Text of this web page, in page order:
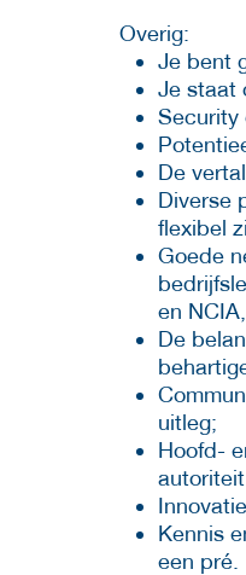
Overig:
Je bent
Je staat
Security
De
Diverse
flexibel
Goede
en
De
uitleg;
Hoofd-
Kennis
een pré.